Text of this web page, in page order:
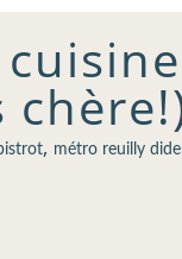
, métro reuilly